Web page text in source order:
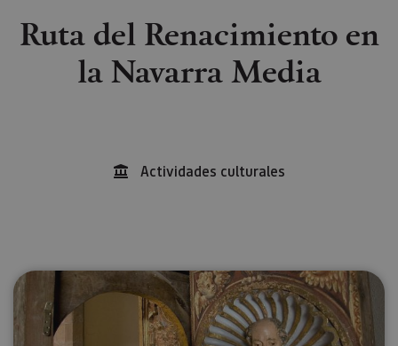
Ruta del Renacimiento en
la Navarra Media
Actividades culturales